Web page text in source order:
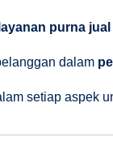
layanan purna
dalam
setiap aspek